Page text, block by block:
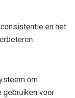
en het
om
gebruiken voor